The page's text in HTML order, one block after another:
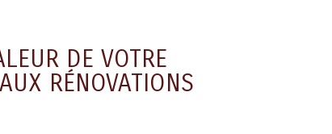
DE VOTRE
RÉNOVATIONS